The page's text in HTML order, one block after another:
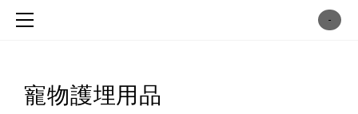
-
寵物護埋用品貓用乾糧 / cat food